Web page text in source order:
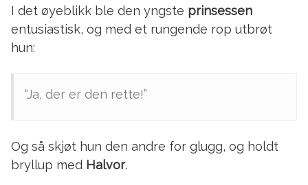
I det øyeblikk ble den yngste prinsessen
entusiastisk, og med et rungende rop utbrøt
hun:
“Ja, der er den rette!”
Og så skjøt hun den andre for glugg, og holdt
bryllup med Halvor.